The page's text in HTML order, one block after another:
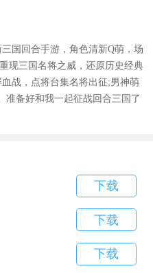
回合手游，角色清新Q萌，场
现三国名将之威，还原历史经典
战，点将台集名将出征;男神萌
准备好和我一起征战回合三国了
下载
下载
下载